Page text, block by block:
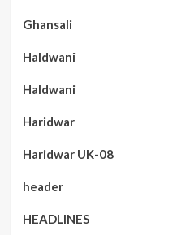
Ghansali
Haldwani
Haldwani
Haridwar
Haridwar UK-08
header
HEADLINES